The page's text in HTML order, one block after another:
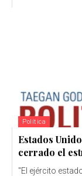
Política
Estados
cerrado el
"El ejército